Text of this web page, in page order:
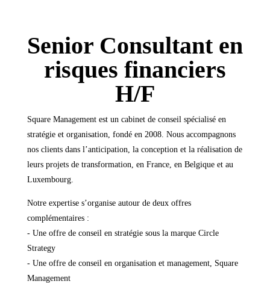
Senior Consultant en
risques financiers
H/F
Square Management est un cabinet de conseil spécialisé en
stratégie et organisation, fondé en 2008. Nous accompagnons
nos clients dans l’anticipation, la conception et la réalisation de
leurs projets de transformation, en France, en Belgique et au
Luxembourg.
Notre expertise s’organise autour de deux offres
complémentaires :
- Une offre de conseil en stratégie sous la marque Circle
Strategy
- Une offre de conseil en organisation et management, Square
Management